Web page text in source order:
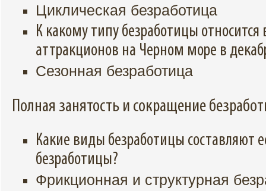
Циклическая безработица
К какому типу безработицы
аттракционов на Черном море в
Сезонная безработица
Полная занятость и сокращение
Какие виды безработицы составляют
безработицы?
Фрикционная и структурная